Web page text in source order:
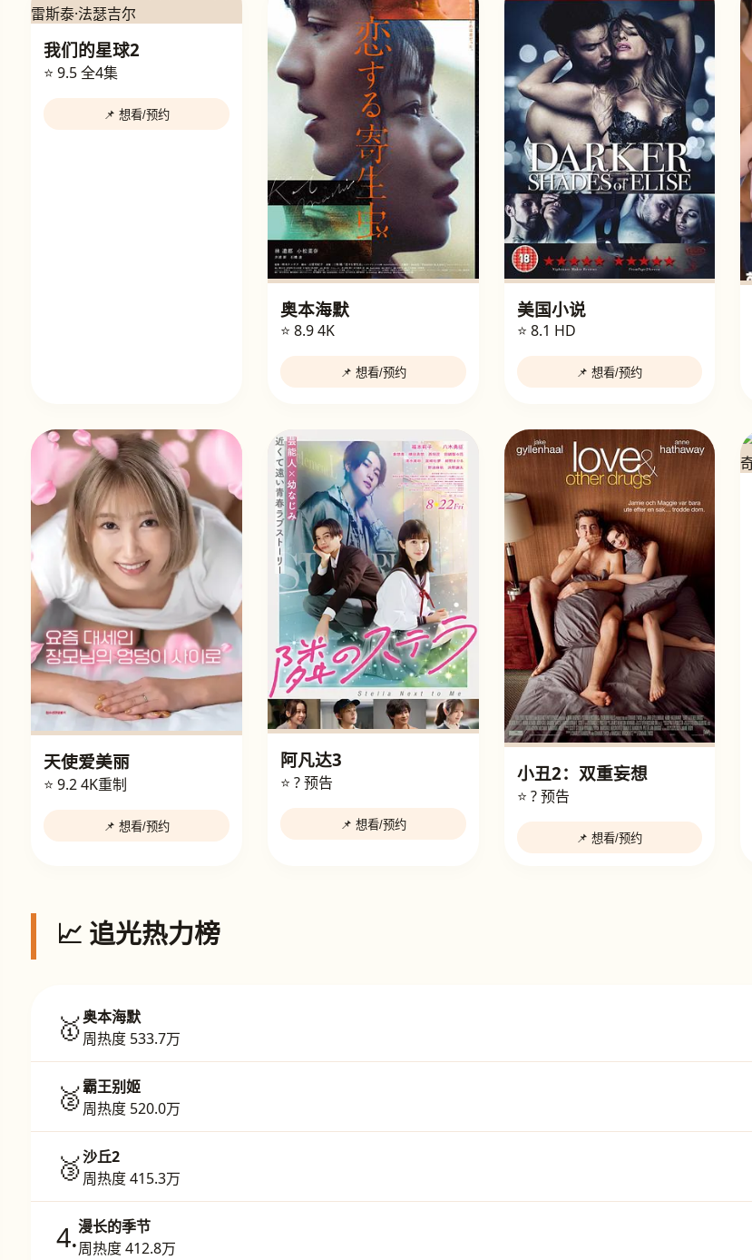
我们的星球2
⭐ 9.5全4集
📌 想看/预约
奥本海默
⭐ 8.94K
📌 想看/预约
美国小说
⭐ 8.1 HD
📌 想看/预约
天使爱美丽
⭐ 9.24K重制
📌 想看/预约
阿凡达3
⭐ ?预告
📌 想看/预约
小丑2：双重妄想
⭐ ? 预告
📌 想看/预约
📈 追光热力榜
🥇奥本海默
周热度 533.7万
🥈霸王别姬
周热度 520.0万
🥉沙丘2
周热度 415.3万
4.漫长的季节
周热度 412.8万